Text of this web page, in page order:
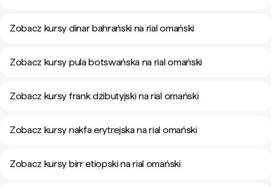
Zobacz kursy dinar bahrański na rial omański
Zobacz kursy pula botswańska na rial omański
Zobacz kursy frank dżibutyjski na rial omański
Zobacz kursy nakfa erytrejska na rial omański
Zobacz kursy birr etiopski na rial omański